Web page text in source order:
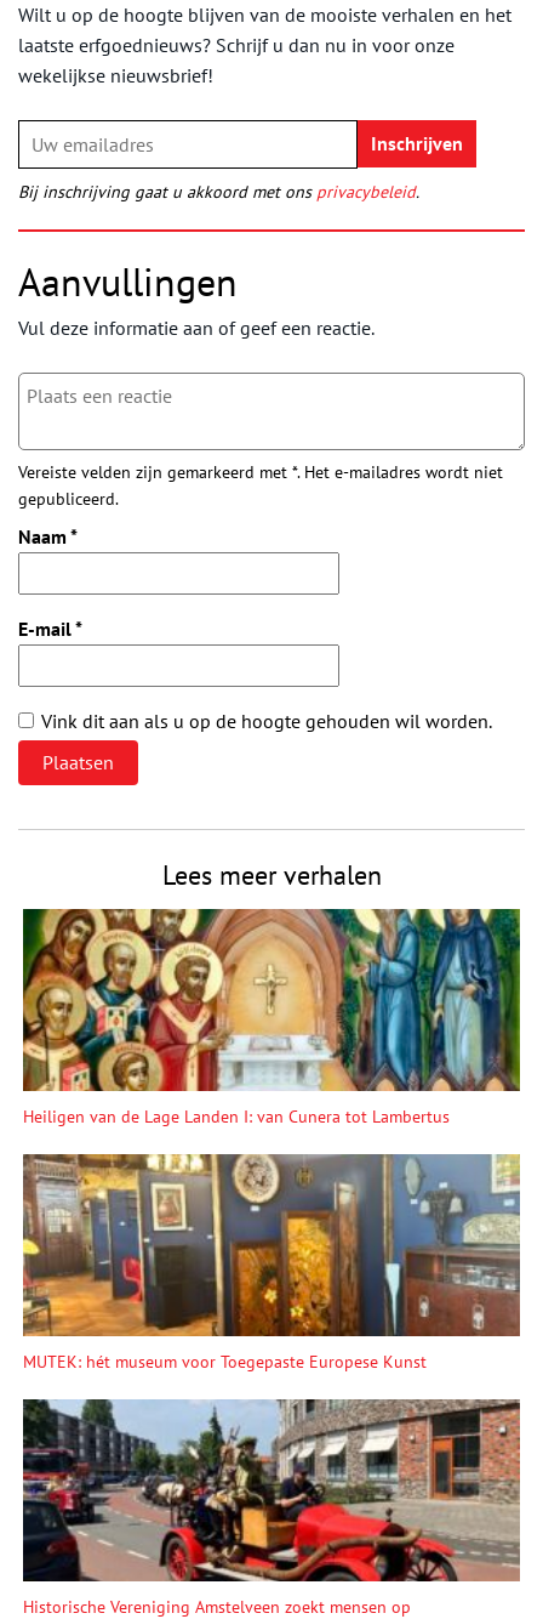
Wilt u op de hoogte blijven van de mooiste verhalen en het
laatste erfgoednieuws? Schrijf u dan nu in voor onze
wekelijkse nieuwsbrief!
Bij inschrijving gaat u akkoord met ons privacybeleid.
Aanvullingen
Vul deze informatie aan of geef een reactie.
Vereiste velden zijn gemarkeerd met *. Het e-mailadres wordt niet
gepubliceerd.
Naam *
E-mail*
Vink dit aan als u op de hoogte gehouden wil worden.
Lees meer verhalen
Heiligen van de Lage Landen I: van Cunera tot Lambertus
MUTEK: hét museum voor Toegepaste Europese Kunst
Historische Vereniging Amstelveen zoekt mensen op